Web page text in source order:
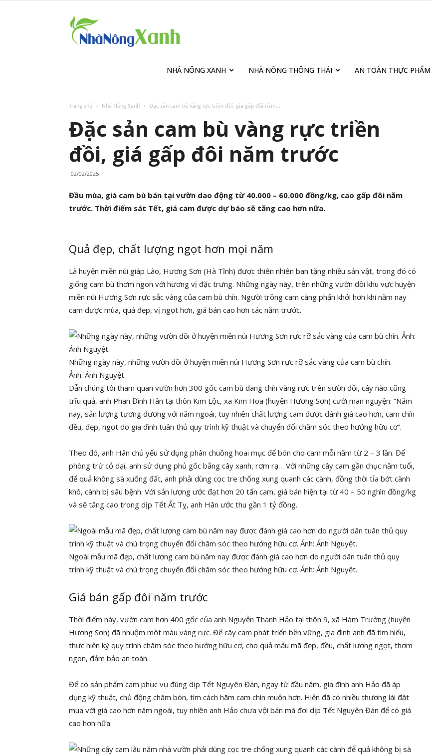
Nông
Xanh
NHÀ NÔNG XANH NHÀ NÔNG THÔNG THÁI AN TOÀN THỰC PHẨM
Trang chủ Nhà Nông Xanh Đặc sản cam bù vàng rực triền đồi, giá gấp đôi năm...
Đặc sản cam bù vàng rực triền
đồi, giá gấp đôi năm trước
02/02/2025
Đầu mùa, giá cam bù bán tại vườn dao động từ 40.000 – 60.000 đồng/kg, cao gấp đôi năm
trước. Thời điểm sát Tết, giá cam được dự báo sẽ tăng cao hơn nữa.
Quả đẹp, chất lượng ngọt hơn mọi năm
Là huyện miền núi giáp Lào, Hương Sơn (Hà Tĩnh) được thiên nhiên ban tặng nhiều sản vật, trong đó có
giống cam bù thơm ngon với hương vị đặc trưng. Những ngày này, trên những vườn đồi khu vực huyện
miền núi Hương Sơn rực sắc vàng của cam bù chín. Người trồng cam càng phấn khởi hơn khi năm nay
cam được mùa, quả đẹp, vị ngọt hơn, giá bán cao hơn các năm trước.
Những ngày này, những vườn đồi ở huyện miền núi Hương Sơn rực rỡ sắc vàng của cam bù chín.
Ảnh: Ánh Nguyệt.
Dẫn chúng tôi tham quan vườn hơn 300 gốc cam bù đang chín vàng rực trên sườn đồi, cây nào cũng
trĩu quả, anh Phan Đình Hân tại thôn Kim Lộc, xã Kim Hoa (huyện Hương Sơn) cười mãn nguyện: “Năm
nay, sản lượng tương đương với năm ngoái, tuy nhiên chất lượng cam được đánh giá cao hơn, cam chín
đều, đẹp, ngọt do gia đình tuân thủ quy trình kỹ thuật và chuyển đổi chăm sóc theo hướng hữu cơ”.
Theo đó, anh Hân chủ yếu sử dụng phân chuồng hoai mục để bón cho cam mỗi năm từ 2 – 3 lần. Để
phòng trừ cỏ dại, anh sử dụng phủ gốc bằng cây xanh, rơm rạ… Với những cây cam gần chục năm tuổi,
để quả không sà xuống đất, anh phải dùng cọc tre chống xung quanh các cành, đồng thời tỉa bớt cành
khô, cành bị sâu bệnh. Với sản lượng ước đạt hơn 20 tấn cam, giá bán hiện tại từ 40 – 50 nghìn đồng/kg
và sẽ tăng cao trong dịp Tết Ất Tỵ, anh Hân ước thu gần 1 tỷ đồng.
Ngoài mẫu mã đẹp, chất lượng cam bù năm nay được đánh giá cao hơn do người dân tuân thủ quy
trình kỹ thuật và chú trọng chuyển đổi chăm sóc theo hướng hữu cơ. Ảnh: Ánh Nguyệt.
Giá bán gấp đôi năm trước
Thời điểm này, vườn cam hơn 400 gốc của anh Nguyễn Thanh Hảo tại thôn 9, xã Hàm Trường (huyện
Hương Sơn) đã nhuộm một màu vàng rực. Để cây cam phát triển bền vững, gia đình anh đã tìm hiểu,
thực hiện kỹ quy trình chăm sóc theo hướng hữu cơ, cho quả mẫu mã đẹp, đều, chất lượng ngọt, thơm
ngon, đảm bảo an toàn.
Để có sản phẩm cam phục vụ đúng dịp Tết Nguyên Đán, ngay từ đầu năm, gia đình anh Hảo đã áp
dụng kỹ thuật, chủ động chăm bón, tìm cách hãm cam chín muộn hơn. Hiện đã có nhiều thương lái đặt
mua với giá cao hơn năm ngoái, tuy nhiên anh Hảo chưa vội bán mà đợi dịp Tết Nguyên Đán để có giá
cao hơn nữa.